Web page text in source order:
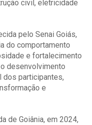
civil, eletricidade
pelo Senai Goiás,
do comportamento
e fortalecimento
desenvolvimento
dos participantes,
e
de Goiânia, em 2024,